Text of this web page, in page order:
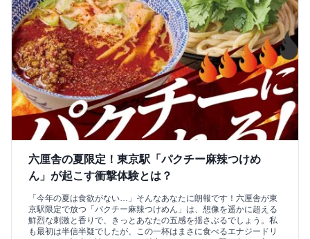
六厘舎の夏限定！東京駅「パクチー麻辣つけめ
ん」が起こす衝撃体験とは？
「今年の夏は食欲がない…」そんなあなたに朗報です！六厘舎が東
京駅限定で放つ「パクチー麻辣つけめん」は、想像を遥かに超える
鮮烈な刺激と香りで、きっとあなたの五感を揺さぶるでしょう。私
も最初は半信半疑でしたが、この一杯はまさに食べるエナジードリ